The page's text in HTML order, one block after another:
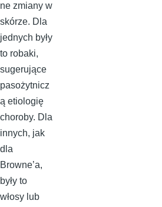
ne zmiany w
skórze. Dla
jednych były
to robaki,
sugerujące
pasożytnicz
ą etiologię
choroby. Dla
innych, jak
dla
Browne’a,
były to
włosy lub